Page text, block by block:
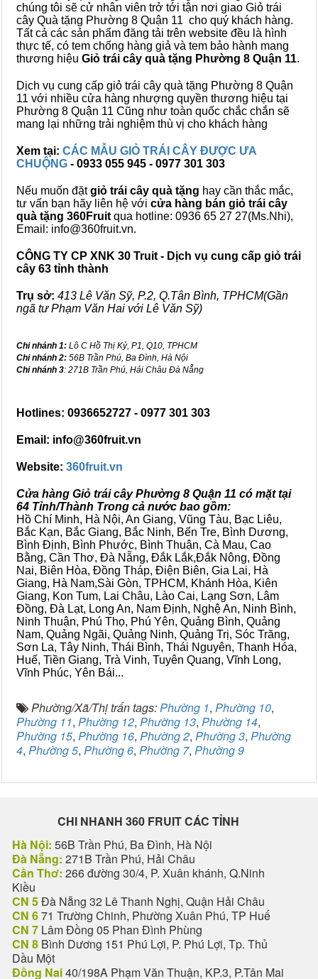
chúng tôi sẽ cử nhân viên trở tới tận nơi giao Giỏ trái
cây Quà tặng Phường 8 Quận 11 cho quý khách hàng.
Tất cả các sản phẩm đăng tải trên website đều là hình
thực tế, có tem chống hàng giả và tem bảo hành mang
thương hiệu Giỏ trái cây quà tặng Phường 8 Quận 11.
Dịch vụ cung cấp giỏ trái cây quà tặng Phường 8 Quận
11 với nhiều cửa hàng nhượng quyền thương hiệu tại
Phường 8 Quận 11 Cũng như toàn quốc chắc chắn sẽ
mang lại những trải nghiệm thù vị cho khách hàng
Xem tại: CÁC MẪU GIỎ TRÁI CÂY ĐƯỢC ƯA
CHUỘNG - 0933 055 945 - 0977 301 303
Nếu muốn đặtgiỏ trái cây quà tặng hay cần thắc mắc,
tư vấn bạn hãy liên hệ với cửa hàng bán giỏ trái cây
quà tặng 360Fruit qua hotline: 0936 65 27 27(Ms.Nhi),
Email: info@360fruit.vn.
CÔNG TY CP XNK 30 Truit - Dịch vụ cung cấp giỏ trái
cây 63 tỉnh thành
Trụ sở: 413 Lê Văn Sỹ, P.2, Q.Tân Bình, TPHCM(Gần
ngã tư Phạm Văn Hai với Lê Văn Sỹ)
Chi nhánh 1: Lô C Hồ Thị Kỷ, P1, Q10, TPHCM
Chi nhánh 2: 56B Trần Phú, Ba Đình, Hà Nội
Chi nhánh 3: 271B Trần Phú, Hải Châu Đà Nẵng
Hotlines: 0936652727 - 0977 301 303
Email: info@360fruit.vn
Website: 360fruit.vn
Cửa hàng Giỏ trái cây Phường 8 Quận 11 có mặt tại
64 Tỉnh/Thành Trong cả nước bao gồm:
Hồ Chí Minh, Hà Nội, An Giang, Vũng Tàu, Bạc Liêu,
Bắc Kạn, Bắc Giang, Bắc Ninh, Bến Tre, Bình Dương,
Bình Định, Bình Phước, Bình Thuận, Cà Mau, Cao
Bằng, Cần Thơ, Đà Nẵng, Đắk Lắk,Đắk Nông, Đồng
Nai, Biên Hòa, Đồng Tháp, Điện Biên, Gia Lai, Hà
Giang, Hà Nam,Sài Gòn, TPHCM, Khánh Hòa, Kiên
Giang, Kon Tum, Lai Châu, Lào Cai, Lạng Sơn, Lâm
Đồng, Đà Lạt, Long An, Nam Định, Nghệ An, Ninh Bình,
Ninh Thuận, Phú Thọ, Phú Yên, Quảng Bình, Quảng
Nam, Quảng Ngãi, Quảng Ninh, Quảng Trị, Sóc Trăng,
Sơn La, Tây Ninh, Thái Bình, Thái Nguyên, Thanh Hóa,
Huế, Tiền Giang, Trà Vinh, Tuyên Quang, Vĩnh Long,
Vĩnh Phúc, Yên Bái...
Phường/Xã/Thị trấn tags:Phường 1, Phường 10,
Phường 11, Phường 12, Phường 13, Phường 14,
Phường 15, Phường 16, Phường 2, Phường 3, Phường
4, Phường 5, Phường 6, Phường 7, Phường 9
CHI NHANH 360 FRUIT CÁC TỈNH
Hà Nội: 56B Trần Phú, Ba Đình, Hà Nội
Đà Nẵng: 271B Trần Phú, Hải Châu
Cần Thơ: 266 đường 30/4, P. Xuân khánh, Q.Ninh
Kiều
CN 5Đà Nẵng 32 Lê Thanh Nghị, Quận Hải Châu
CN 671 Trường Chinh, Phường Xuân Phú, TP Huế
CN 7 Lâm Đồng 05 Phan Đình Phùng
CN 8 Bình Dương 151 Phú Lợi, P. Phú Lợi, Tp. Thủ
Dầu Một
Đồng Nai40/198A Phạm Văn Thuận, KP.3, P.Tân Mai